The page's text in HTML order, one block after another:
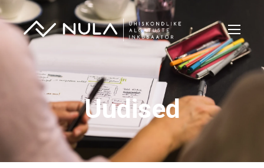
Uudised